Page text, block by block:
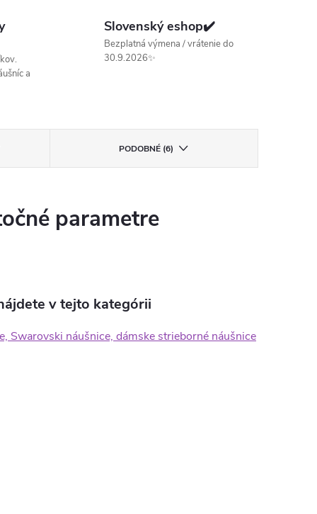
a
Slovenský eshop✔️
Bezplatná výmena / vrátenie do
30.9.2026✨
PODOBNÉ (6)
parametre
v tejto kategórii
Swarovski náušnice, dámske strieborné náušnice